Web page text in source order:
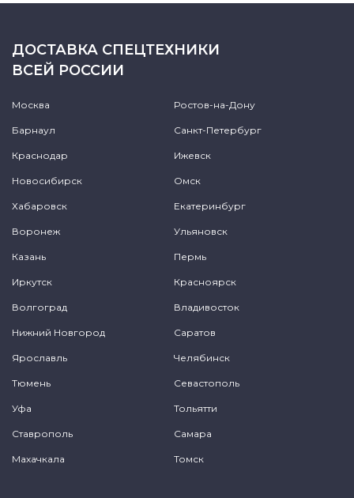
ДОСТАВКА СПЕЦТЕХНИКИ
ВСЕЙ РОССИИ
Москва Ростов-на-Дону
Барнаул Санкт-Петербург
Краснодар Ижевск
Новосибирск Омск
Хабаровск Екатеринбург
Воронеж Ульяновск
Казань Пермь
Иркутск Красноярск
Волгоград Владивосток
Нижний Новгород Саратов
Ярославль Челябинск
Тюмень Севастополь
Уфа Тольятти
Ставрополь Самара
Махачкала Томск